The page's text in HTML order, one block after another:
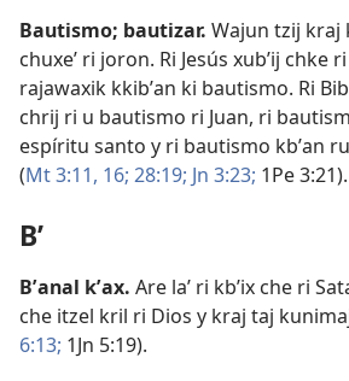
Bautismo; bautizar. Wajun tzij kraj
chuxeʼ ri joron. Ri Jesús xubʼij chke
rajawaxik kkibʼan ki bautismo. Ri
chrij ri u bautismo ri Juan, ri
espíritu santo y ri bautismo kbʼan
(Mt 3:11, 16; 28:19; Jn 3:23; 1Pe 3:21).
Bʼ
Bʼanal kʼax. Are laʼ ri kbʼix che ri
che itzel kril ri Dios y kraj taj
6:13; 1Jn 5:19).